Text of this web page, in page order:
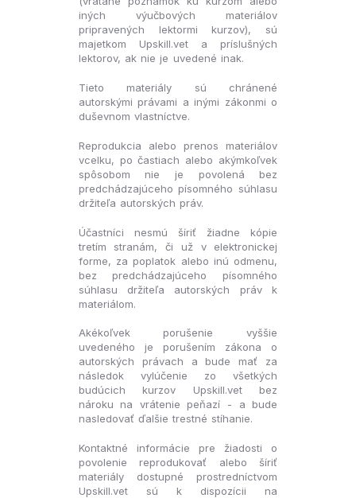
iných výučbových materiálov
pripravených lektormi kurzov), sú
majetkom Upskill.vet a príslušných
lektorov, ak nie je uvedené inak.
Tieto materiály sú chránené
autorskými právami a inými zákonmi o
duševnom vlastníctve.
Reprodukcia alebo prenos materiálov
vcelku, po častiach alebo akýmkoľvek
spôsobom nie je povolená bez
predchádzajúceho písomného súhlasu
držiteľa autorských práv.
Účastníci nesmú šíriť žiadne kópie
tretím stranám, či už v elektronickej
forme, za poplatok alebo inú odmenu,
bez predchádzajúceho písomného
súhlasu držiteľa autorských práv k
materiálom.
Akékoľvek porušenie vyššie
uvedeného je porušením zákona o
autorských právach a bude mať za
následok vylúčenie zo všetkých
budúcich kurzov Upskill.vet bez
nároku na vrátenie peňazí - a bude
nasledovať ďalšie trestné stíhanie.
Kontaktné informácie pre žiadosti o
povolenie reprodukovať alebo šíriť
materiály dostupné prostredníctvom
Upskill.vet sú k dispozícii na